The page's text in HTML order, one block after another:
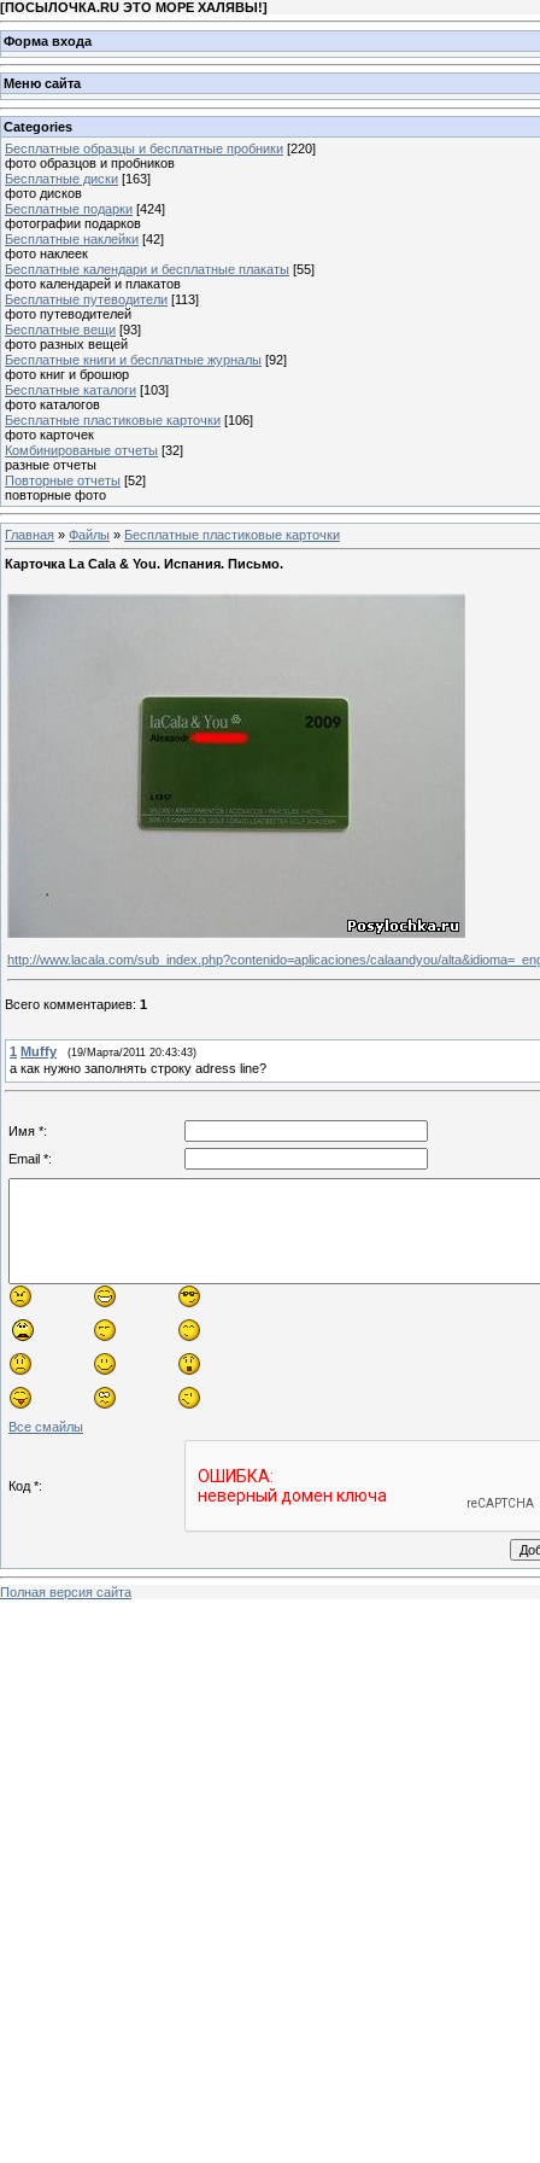
[ПОСЫЛОЧКА.RU ЭТО МОРЕ ХАЛЯВЫ!]
Форма входа
Меню сайта
Categories
Бесплатные образцы и бесплатные пробники [220]
фото образцов и пробников
Бесплатные диски [163]
фото дисков
Бесплатные подарки [424]
фотографии подарков
Бесплатные наклейки [42]
фото наклеек
Бесплатные календари и бесплатные плакаты [55]
фото календарей и плакатов
Бесплатные путеводители [113]
фото путеводителей
Бесплатные вещи [93]
фото разных вещей
Бесплатные книги и бесплатные журналы [92]
фото книг и брошюр
Бесплатные каталоги [103]
фото каталогов
Бесплатные пластиковые карточки [106]
фото карточек
Комбинированые отчеты [32]
разные отчеты
Повторные отчеты [52]
повторные фото
Главная » Файлы » Бесплатные пластиковые карточки
Карточка La Cala & You. Испания. Письмо.
http://www.lacala.com/sub_index.php?contenido=aplicaciones/calaandyou/
Всего комментариев: 1
1 Muffy (19/Марта/2011 20:43:43)
а как нужно заполнять строку adress line?
Имя *:
Email *:
Все смайлы
Код *:
Полная версия сайта